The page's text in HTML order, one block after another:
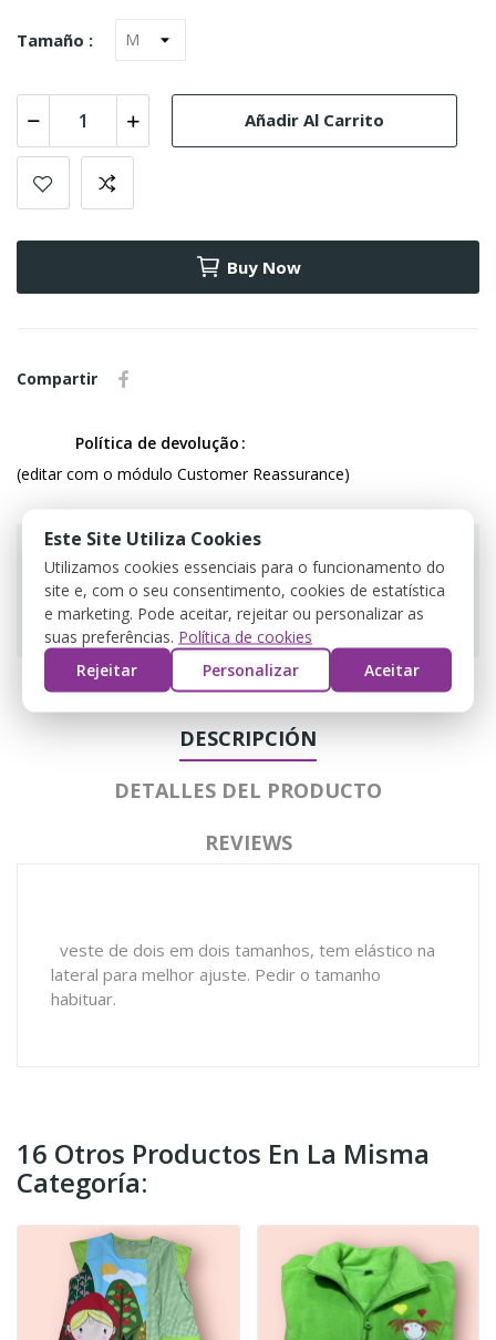
Tamaño :
Añadir Al Carrito
Buy Now
Compartir
Política de devolução
(editar com o módulo Customer Reassurance)
Guarantee safe & secure checkout
DESCRIPCIÓN
DETALLES DEL PRODUCTO
REVIEWS
veste de dois em dois tamanhos, tem elástico na
lateral para melhor ajuste. Pedir o tamanho
habituar.
16 Otros Productos En La Misma
Categoría:
Este Site Utiliza Cookies
Utilizamos cookies essenciais para o funcionamento do
site e, com o seu consentimento, cookies de estatística
e marketing. Pode aceitar, rejeitar ou personalizar as
suas preferências. Política de cookies
Rejeitar
Personalizar Aceitar